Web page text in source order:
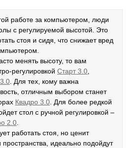
работе за компьютером, люди
с регулируемой высотой. Это
стоя и сидя, что снижает вред
менять высоту, то вам
регулировкой Старт 3.0,
. Для тех, кому важна
отличным выбором станет
Квадро 3.0. Для более редкой
стол с ручной регулировкой –
2.0.
работать стоя, но ценит
пространства, идеально подойдут